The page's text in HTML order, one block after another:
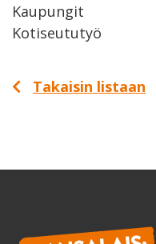
Kaupungit
Kotiseututyö
Takaisin listaan